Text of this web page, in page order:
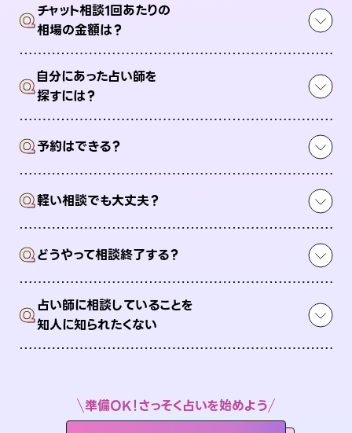
Qチャット相談1回あたりの
相場の金額は？
Q自分にあった占い師を
探すには？
Q予約はできる？
Q軽い相談でも大丈夫？
Qどうやって相談終了する？
Q占い師に相談していることを
知人に知られたくない
準備OK！さっそく占いを始めよう